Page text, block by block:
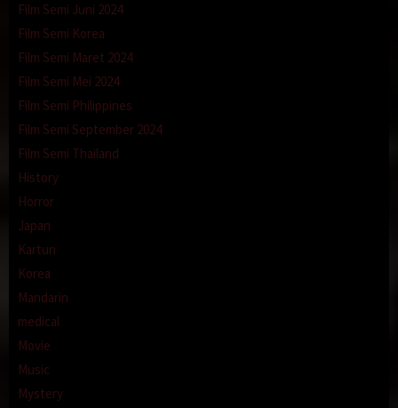
Film Semi Juni 2024
Film Semi Korea
Film Semi Maret 2024
Film Semi Mei 2024
Film Semi Philippines
Film Semi September 2024
Film Semi Thailand
History
Horror
Japan
Kartun
Korea
Mandarin
medical
Movie
Music
Mystery